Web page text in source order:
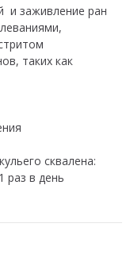
и заживление ран
таких как
сквалена:
раз в день